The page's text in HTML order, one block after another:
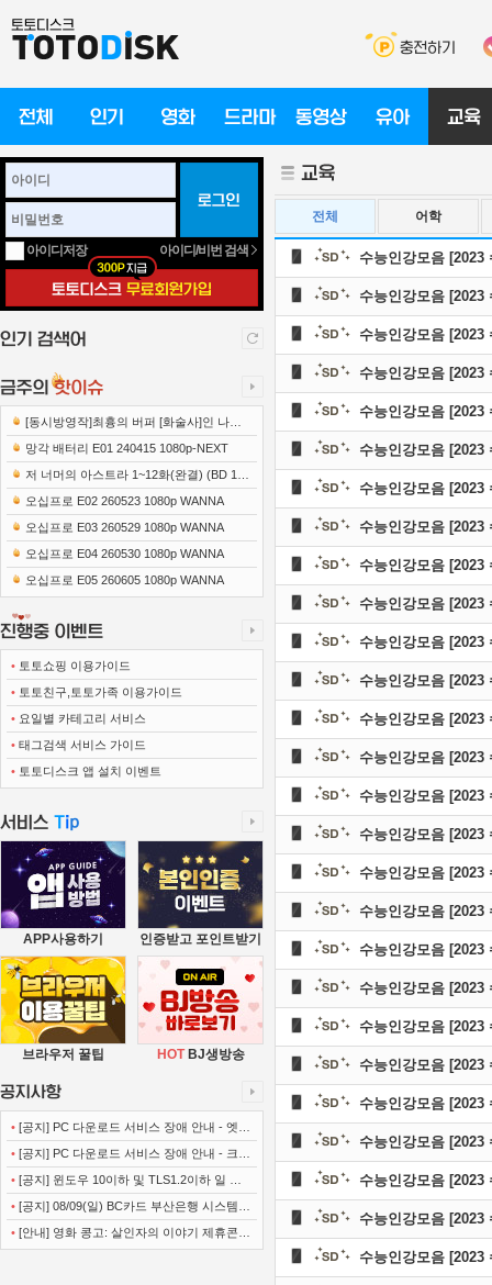
아이디저장 아이디/비번 검색
[동시방영작]최흉의 버퍼 [화술사]인 나는
세계 최강 클랜을 이끈다 E12 241219 108..
망각 배터리 E01 240415 1080p-NEXT
저 너머의 아스트라 1~12화(완결) (BD 192
0x1080 x265-10Bit FLACx2)
오십프로 E02 260523 1080p WANNA
오십프로 E03 260529 1080p WANNA
오십프로 E04 260530 1080p WANNA
오십프로 E05 260605 1080p WANNA
• 토토쇼핑 이용가이드
• 토토친구,토토가족 이용가이드
• 요일별 카테고리 서비스
• 태그검색 서비스 가이드
• 토토디스크 앱 설치 이벤트
APP사용하기 인증받고 포인트받기
브라우저 꿀팁 HOTBJ생방송
• [공지] PC 다운로드 서비스 장애 안내 - 엣지
(Microsoft Edge)
• [공지] PC 다운로드 서비스 장애 안내 - 크롬
(Chrome)
• [공지] 윈도우 10이하 및 TLS1.2이하 일 경
우 사이트 이용불가 안내
• [공지] 08/09(일) BC카드 부산은행 시스템
정기점검 안내
• [안내] 영화 콩고: 살인자의 이야기 제휴콘텐
전체 어학
수능인강모음
수능인강모음
수능인강모음
수능인강모음 [2023
수능인강모음
수능인강모음 [2023
수능인강모음
수능인강모음
수능인강모음
수능인강모음 [2023
수능인강모음 [2023
수능인강모음 [2023
수능인강모음 [2023
수능인강모음 [2023
수능인강모음 [2023
수능인강모음 [2023
수능인강모음 [2023
수능인강모음
수능인강모음 [2023
수능인강모음 [2023
수능인강모음 [2023
수능인강모음
수능인강모음
수능인강모음 [2023
수능인강모음
수능인강모음 [2023
수능인강모음 [2023